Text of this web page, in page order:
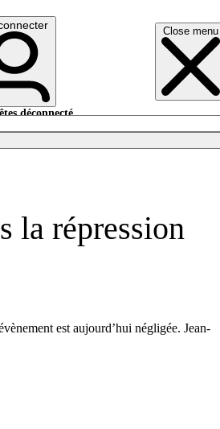
Close menu
déconnecté.
la répression
est aujourd’hui négligée. Jean-